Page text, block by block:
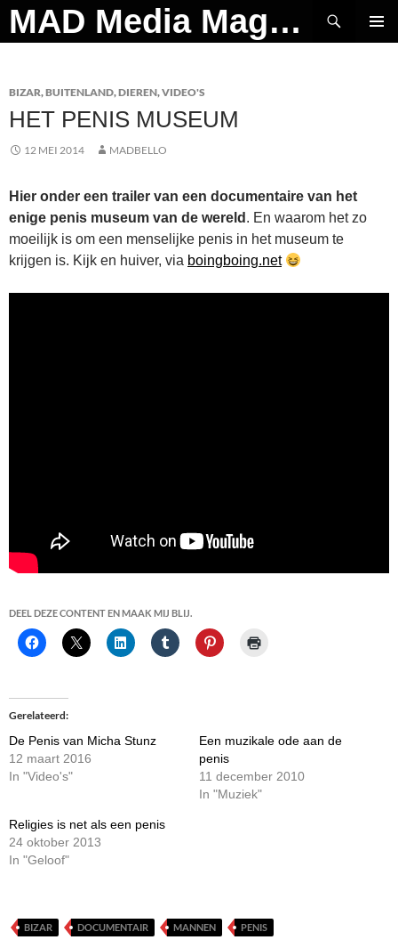
Ga
naar
MAD Media Magazine
Zoeken
BIZAR,BUITENLAND,DIEREN,VIDEO'S
HET PENIS MUSEUM
12 MEI 2014 MADBELLO
Hier onder een trailer van een documentaire van het
enige penis museum van de wereld . En waarom het zo
moeilijk is om een menselijke penis in het museum te
krijgen is. Kijk en huiver, via boingboing.net
DEEL DEZE CONTENT EN MAAK MIJ BLIJ.
Gerelateerd
De Penis van Micha Stunz
12 maart 2016
In "Video's"
Een muzikale ode aan de
penis
11 december 2010
In "Muziek"
Religies is net als een penis
24 oktober 2013
In "Geloof"
BIZAR DOCUMENTAIR MANNEN PENIS